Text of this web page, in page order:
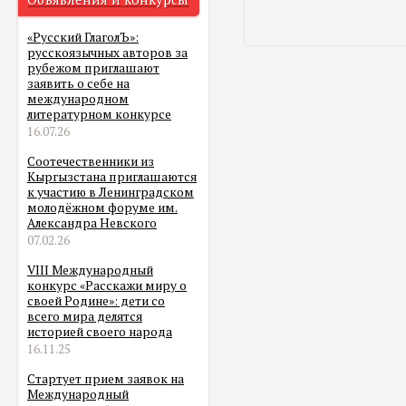
«Русский ГлаголЪ»:
русскоязычных авторов за
рубежом приглашают
заявить о себе на
международном
литературном конкурсе
16.07.26
Соотечественники из
Кыргызстана приглашаются
к участию в Ленинградском
молодёжном форуме им.
Александра Невского
07.02.26
VIII Международный
конкурс «Расскажи миру о
своей Родине»: дети со
всего мира делятся
историей своего народа
16.11.25
Стартует прием заявок на
Международный